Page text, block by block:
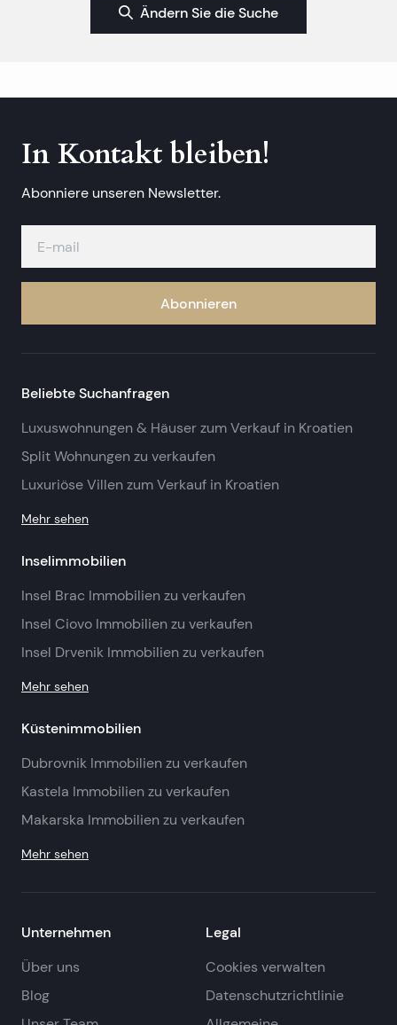
Ändern Sie die Suche
In Kontakt bleiben!
Abonniere unseren Newsletter.
Abonnieren
Beliebte Suchanfragen
Luxuswohnungen & Häuser zum Verkauf in Kroatien
Split Wohnungen zu verkaufen
Luxuriöse Villen zum Verkauf in Kroatien
Mehr sehen
Inselimmobilien
Insel Brac Immobilien zu verkaufen
Insel Ciovo Immobilien zu verkaufen
Insel Drvenik Immobilien zu verkaufen
Mehr sehen
Küstenimmobilien
Dubrovnik Immobilien zu verkaufen
Kastela Immobilien zu verkaufen
Makarska Immobilien zu verkaufen
Mehr sehen
Unternehmen
Über uns
Blog
Legal
Cookies verwalten
Datenschutzrichtlinie